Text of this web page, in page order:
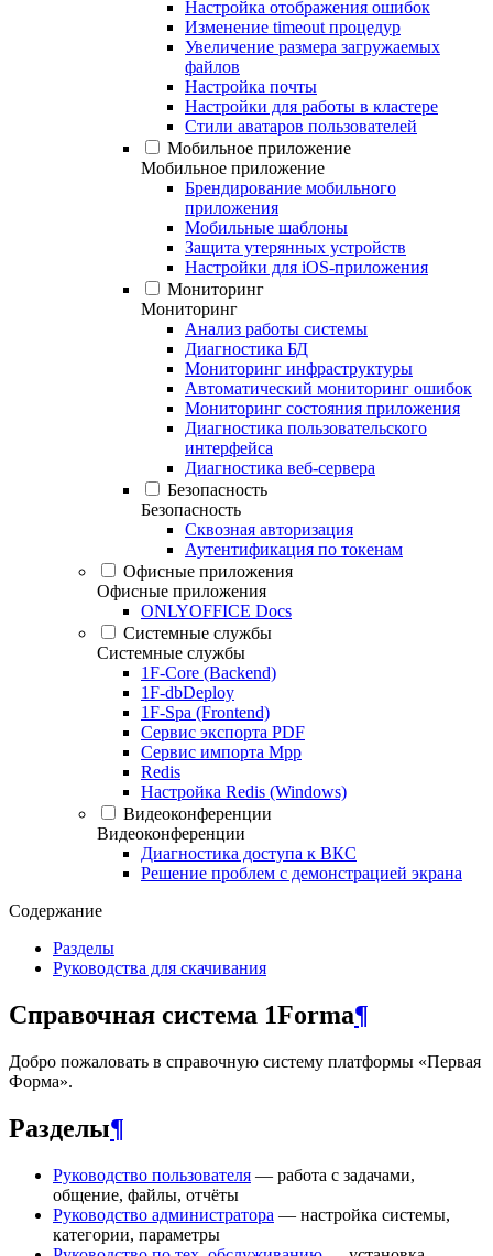
Настройка отображения ошибок
Изменение timeout процедур
Увеличение размера загружаемых
файлов
Настройка почты
Настройки для работы в кластере
Стили аватаров пользователей
Мобильное приложение
Мобильное приложение
Брендирование мобильного
приложения
Мобильные шаблоны
Защита утерянных устройств
Настройки для iOS-приложения
Мониторинг
Мониторинг
Анализ работы системы
Диагностика БД
Мониторинг инфраструктуры
Автоматический мониторинг ошибок
Мониторинг состояния приложения
Диагностика пользовательского
интерфейса
Диагностика веб-сервера
Безопасность
Безопасность
Сквозная авторизация
Аутентификация по токенам
Офисные приложения
Офисные приложения
ONLYOFFICE Docs
Системные службы
Системные службы
1F-Core (Backend)
1F-dbDeploy
1F-Spa (Frontend)
Сервис экспорта PDF
Сервис импорта Mpp
Redis
Настройка Redis (Windows)
Видеоконференции
Видеоконференции
Диагностика доступа к ВКС
Решение проблем с демонстрацией экрана
Содержание
Разделы
Руководства для скачивания
Справочная система 1Forma¶
Добро пожаловать в справочную систему платформы «Первая
Форма».
Разделы¶
Руководство пользователя — работа с задачами,
общение, файлы, отчёты
Руководство администратора — настройка системы,
категории, параметры